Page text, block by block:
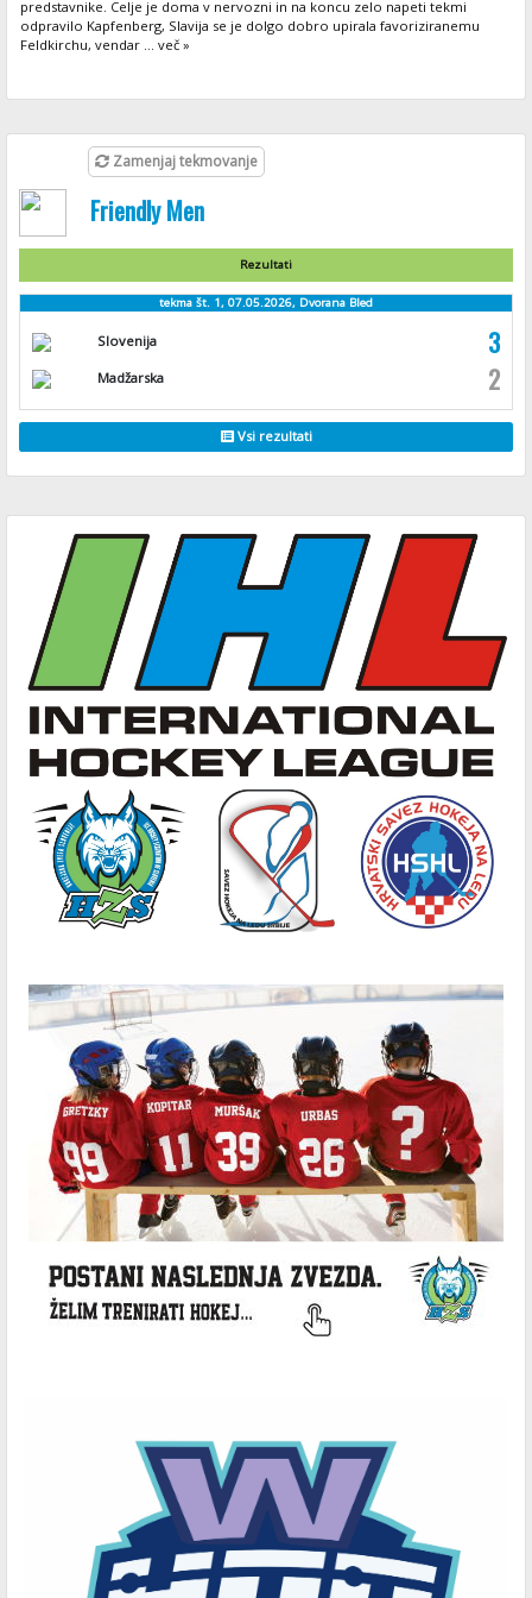
predstavnike. Celje je doma v nervozni in na koncu zelo napeti tekmi
odpravilo Kapfenberg, Slavija se je dolgo dobro upirala favoriziranemu
Feldkirchu, vendar ... več »
Zamenjaj tekmovanje
Friendly Men
Rezultati
tekma št. 1, 07.05.2026, Dvorana Bled
Slovenija 3
Madžarska 2
Vsi rezultati